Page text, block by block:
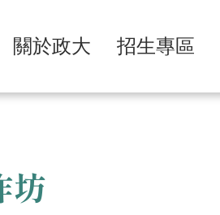
關於政大 招生專區
坊